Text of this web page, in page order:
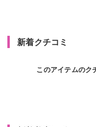
新着クチコミ
このアイテムのク